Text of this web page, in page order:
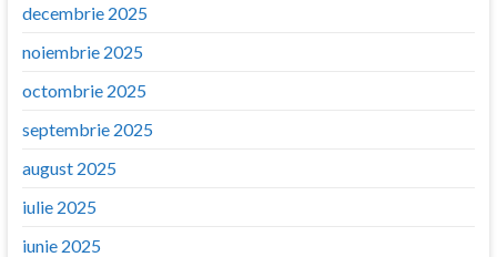
decembrie 2025
noiembrie 2025
octombrie 2025
septembrie 2025
august 2025
iulie 2025
iunie 2025